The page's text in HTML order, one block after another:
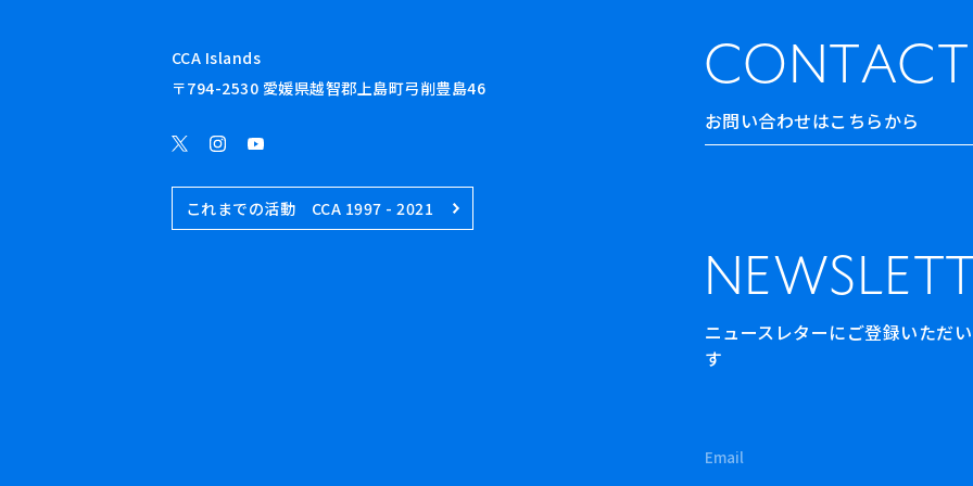
CONTACT
お問い合わせはこちらから
ニュースレターにご登録いただ
す
CCA Islands
〒794-2530 愛媛県越智郡上島町弓削豊島46
これまでの活動 CCA 1997 - 2021